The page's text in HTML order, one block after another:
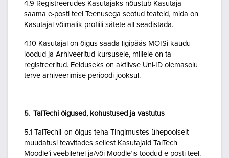
4.9 Registreerudes Kasutajaks nõustub Kasutaja
saama e-posti teel Teenusega seotud teateid, mida on
Kasutajal võimalik profiili sätete all seadistada.
4.10 Kasutajal on õigus saada ligipääs MOISi kaudu
loodud ja Arhiveeritud kursusele, millele on ta
registreeritud. Eelduseks on aktiivse Uni-ID olemasolu
terve arhiveerimise perioodi jooksul.
5. TalTechi õigused, kohustused ja vastutus
5.1 TalTechil on õigus teha Tingimustes ühepoolselt
muudatusi teavitades sellest Kasutajaid TalTech
Moodle’i veebilehel ja/või Moodle’is toodud e-posti teel.